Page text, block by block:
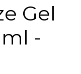
Gel
-